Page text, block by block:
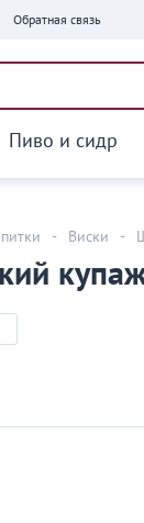
Обратная связь
Пиво и сидр
- Виски -